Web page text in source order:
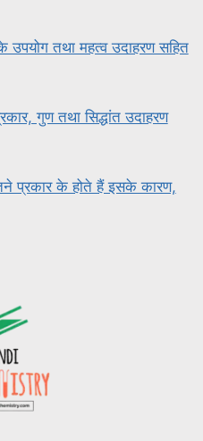
तथा महत्व उदाहरण सहित
गुण तथा सिद्धांत उदाहरण
प्रकार के होते हैं इसके कारण,